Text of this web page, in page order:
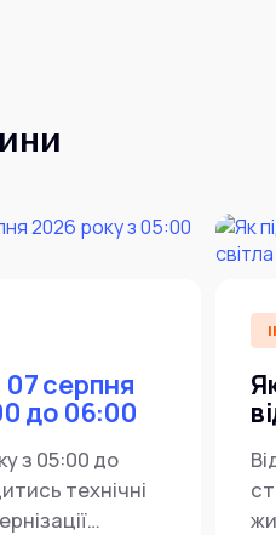
07 серпня
до 06:00
з 05:00 до
технічні